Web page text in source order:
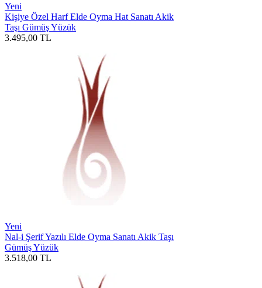
Yeni
Kişiye Özel Harf Elde Oyma Hat Sanatı Akik
Taşı Gümüş Yüzük
3.495,00 TL
Yeni
Nal-i Şerif Yazılı Elde Oyma Sanatı Akik Taşı
Gümüş Yüzük
3.518,00 TL